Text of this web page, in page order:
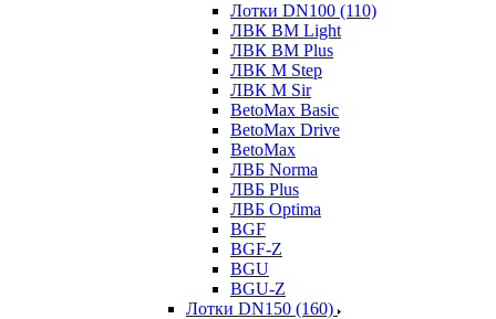
Лотки DN100 (110)
ЛВК ВМ Light
ЛВК ВМ Plus
ЛВК М Step
ЛВК М Sir
BetoMax Basic
BetoMax Drive
BetoMax
ЛВБ Norma
ЛВБ Plus
ЛВБ Optima
BGF
BGF-Z
BGU
BGU-Z
Лотки DN150 (160)